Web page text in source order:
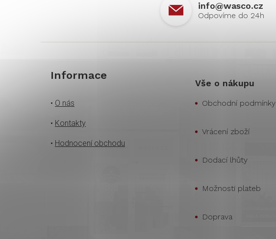
info@wasco.cz
Informace
• O nás
• Kontakty
• Hodnocení obchodu
Vše o nákupu
Obchodní podmínky
Vrácení zboží
Dodací lhůty
Možnosti plateb
Doprava